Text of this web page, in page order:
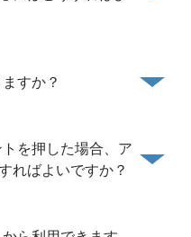
すか？
を押した場合、ア
ればよいですか？